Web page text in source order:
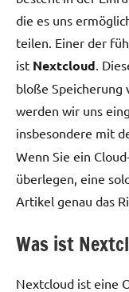
die es uns
teilen. Einer der
ist Nextcloud .
bloße Speicherung
werden wir uns
insbesondere mit
Wenn Sie ein
überlegen, eine
Artikel genau das
Was ist
Nextcloud ist eine